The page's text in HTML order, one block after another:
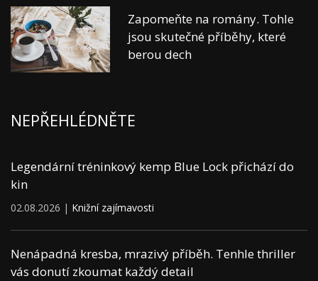
Zapomeňte na romány. Tohle
jsou skutečné příběhy, které
berou dech
NEPŘEHLÉDNĚTE
Legendární tréninkový kemp Blue Lock přichází do
kin
02.08.2026 | Knižní zajímavosti
Nenápadná kresba, mrazivý příběh. Tenhle thriller
vás donutí zkoumat každý detail